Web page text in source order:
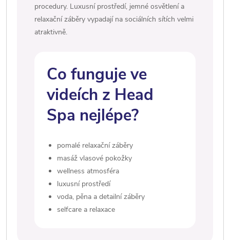
procedury. Luxusní prostředí, jemné osvětlení a
relaxační záběry vypadají na sociálních sítích velmi
atraktivně.
Co funguje ve
videích z Head
Spa nejlépe?
pomalé relaxační záběry
masáž vlasové pokožky
wellness atmosféra
luxusní prostředí
voda, pěna a detailní záběry
selfcare a relaxace